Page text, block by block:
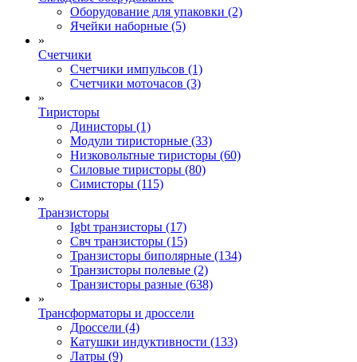
Оборудование для упаковки (2)
Ячейки наборные (5)
»
Счетчики
Счетчики импульсов (1)
Счетчики моточасов (3)
»
Тиристоры
Динисторы (1)
Модули тиристорные (33)
Низковольтные тиристоры (60)
Силовые тиристоры (80)
Симисторы (115)
»
Транзисторы
Igbt транзисторы (17)
Свч транзисторы (15)
Транзисторы биполярные (134)
Транзисторы полевые (2)
Транзисторы разные (638)
»
Трансформаторы и дроссели
Дроссели (4)
Катушки индуктивности (133)
Латры (9)